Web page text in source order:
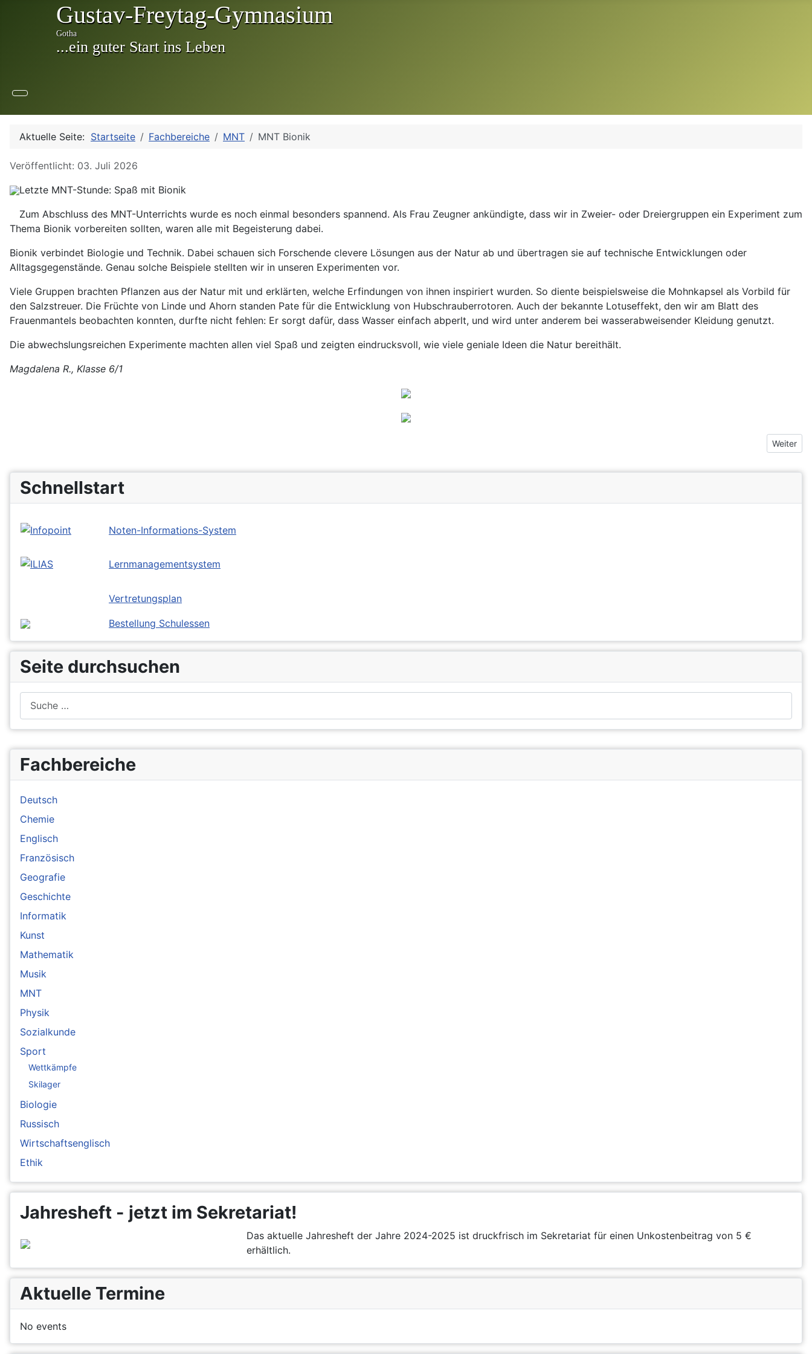
Fachbereiche
Deutsch
Chemie
Englisch
Französisch
Geografie
Geschichte
Informatik
Kunst
Mathematik
Musik
MNT
Physik
Sozialkunde
Sport
Wettkämpfe
Skilager
Biologie
Russisch
Wirtschaftsenglisch
Ethik
Jahresheft - jetzt im Sekretariat!
Das aktuelle Jahresheft der Jahre 2024-2025 ist druckfrisch im Sekretariat für einen Unkostenbeitrag von 5 €
erhältlich.
Aktuelle Termine
No events
Aktuelle Seite: Startseite Fachbereiche MNT MNT Bionik
Details
Veröffentlicht: 03. Juli 2026
Letzte MNT-Stunde: Spaß mit Bionik
Zum Abschluss des MNT-Unterrichts wurde es noch einmal besonders spannend. Als Frau Zeugner ankündigte, dass wir in Zweier- oder Dreiergruppen ein Experiment zum
Thema Bionik vorbereiten sollten, waren alle mit Begeisterung dabei.
Bionik verbindet Biologie und Technik. Dabei schauen sich Forschende clevere Lösungen aus der Natur ab und übertragen sie auf technische Entwicklungen oder
Alltagsgegenstände. Genau solche Beispiele stellten wir in unseren Experimenten vor.
Viele Gruppen brachten Pflanzen aus der Natur mit und erklärten, welche Erfindungen von ihnen inspiriert wurden. So diente beispielsweise die Mohnkapsel als Vorbild für
den Salzstreuer. Die Früchte von Linde und Ahorn standen Pate für die Entwicklung von Hubschrauberrotoren. Auch der bekannte Lotuseffekt, den wir am Blatt des
Frauenmantels beobachten konnten, durfte nicht fehlen: Er sorgt dafür, dass Wasser einfach abperlt, und wird unter anderem bei wasserabweisender Kleidung genutzt.
Die abwechslungsreichen Experimente machten allen viel Spaß und zeigten eindrucksvoll, wie viele geniale Ideen die Natur bereithält.
Magdalena R., Klasse 6/1
Nächster
Weiter
Schnellstart
Noten-Informations-System
Lernmanagementsystem
Vertretungsplan
Bestellung Schulessen
Seite durchsuchen